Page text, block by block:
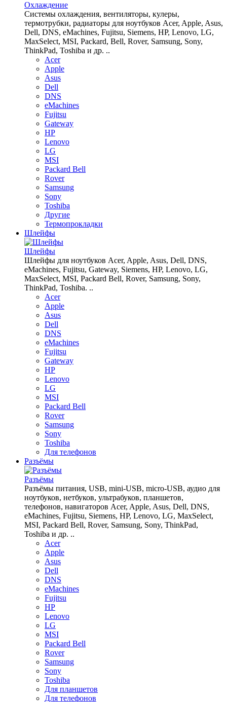
Охлаждение
Системы охлаждения, вентиляторы, кулеры,
термотрубки, радиаторы для ноутбуков Acer, Apple, Asus,
Dell, DNS, eMachines, Fujitsu, Siemens, HP, Lenovo, LG,
MaxSelect, MSI, Packard, Bell, Rover, Samsung, Sony,
ThinkPad, Toshiba и др. ..
Acer
Apple
Asus
Dell
DNS
eMachines
Fujitsu
Gateway
HP
Lenovo
LG
MSI
Packard Bell
Rover
Samsung
Sony
Toshiba
Другие
Термопрокладки
Шлейфы
Шлейфы
Шлейфы для ноутбуков Acer, Apple, Asus, Dell, DNS,
eMachines, Fujitsu, Gateway, Siemens, HP, Lenovo, LG,
MaxSelect, MSI, Packard Bell, Rover, Samsung, Sony,
ThinkPad, Toshiba. ..
Acer
Apple
Asus
Dell
DNS
eMachines
Fujitsu
Gateway
HP
Lenovo
LG
MSI
Packard Bell
Rover
Samsung
Sony
Toshiba
Для телефонов
Разъёмы
Разъёмы
Разъёмы питания, USB, mini-USB, micro-USB, аудио для
ноутбуков, нетбуков, ультрабуков, планшетов,
телефонов, навигаторов Acer, Apple, Asus, Dell, DNS,
eMachines, Fujitsu, Siemens, HP, Lenovo, LG, MaxSelect,
MSI, Packard Bell, Rover, Samsung, Sony, ThinkPad,
Toshiba и др. ..
Acer
Apple
Asus
Dell
DNS
eMachines
Fujitsu
HP
Lenovo
LG
MSI
Packard Bell
Rover
Samsung
Sony
Toshiba
Для планшетов
Для телефонов